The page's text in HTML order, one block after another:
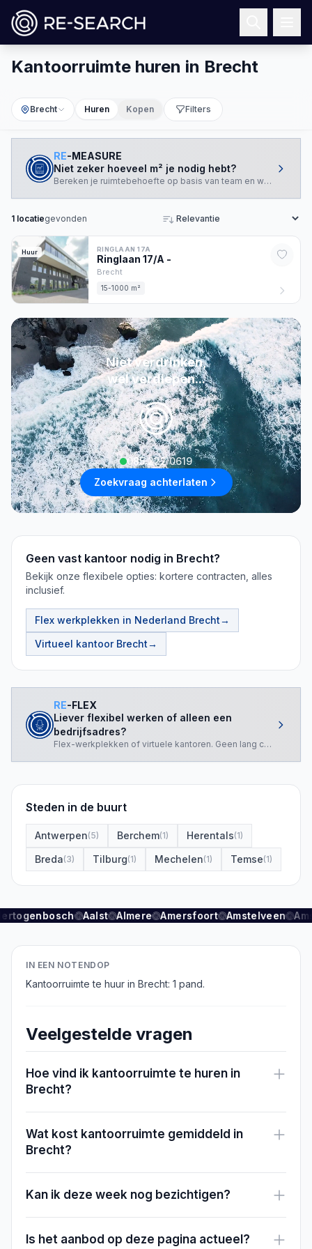
Kantoorruimte huren in Brecht
Brecht Huren Kopen Filters
RE-MEASURE
Niet zeker hoeveel m² je nodig hebt?
Bereken je ruimtebehoefte op basis van team en werkstijl.
1 locatiegevonden Sorteren
Huur RINGLAAN 17A
Ringlaan 17/A -
Brecht
15-1000 m²
Niet verdrinken,
wel verdiepen...
085 222 0619
Zoekvraag achterlaten
Geen vast kantoor nodig in Brecht?
Bekijk onze flexibele opties: kortere contracten, alles
inclusief.
Flex werkplekken in Nederland Brecht→
Virtueel kantoor Brecht→
RE-FLEX
Liever flexibel werken of alleen een
bedrijfsadres?
Flex-werkplekken of virtuele kantoren. Geen lang contract
Steden in de buurt
Antwerpen(5) Berchem(1) Herentals(1)
Breda(3) Tilburg(1) Mechelen(1) Temse(1)
Aalst Almere Amersfoort Amstelveen
IN EEN NOTENDOP
Kantoorruimte te huur in Brecht: 1 pand.
Veelgestelde vragen
Hoe vind ik kantoorruimte te huren in
Brecht?
Wat kost kantoorruimte gemiddeld in
Brecht?
Kan ik deze week nog bezichtigen?
Is het aanbod op deze pagina actueel?